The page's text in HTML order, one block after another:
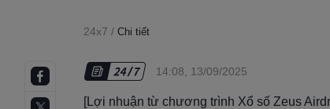
24x7 / Chi tiết
14:08, 13/09/2025
[Lợi nhuận từ chương trình Xổ số Zeus